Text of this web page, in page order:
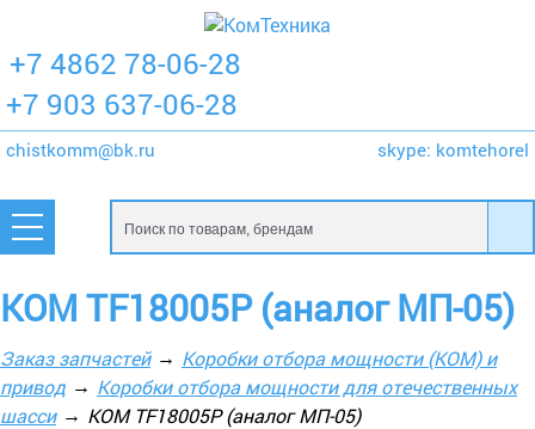
+7 4862 78-06-28
+7 903 637-06-28
chistkomm@bk.ru skype: komtehorel
КОМ TF18005P (аналог МП-05)
Заказ запчастей
Коробки отбора мощности (КОМ) и
привод
Коробки отбора мощности для отечественных
шасси
КОМ TF18005P (аналог МП-05)